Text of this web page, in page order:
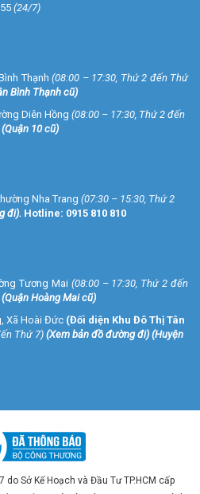
(24/7)
Thạnh (08:00 – 17:30, Thứ 2 đến Thứ
Bình Thạnh cũ)
Diên Hồng (08:00 – 17:30, Thứ 2 đến
(Quận 10 cũ)
Nha Trang (07:30 – 15:30, Thứ 2
đi). Hotline: 0915 810 810
Tương Mai (08:00 – 17:30, Thứ 2 đến
(Quận Hoàng Mai cũ)
Xã Hoài Đức (Đối diện Khu Đô Thị Tân
Thứ 7) (Xem bản đồ đường đi) (Huyện
Sở Kế Hoạch và Đầu Tư TP.HCM cấp